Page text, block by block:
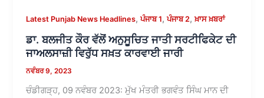
Latest Punjab News Headlines,ਪੰਜਾਬ 1,ਪੰਜਾਬ 2,ਖ਼ਾਸ ਖ਼ਬਰਾਂ
ਡਾ. ਬਲਜੀਤ ਕੌਰ ਵੱਲੋਂ ਅਨੁਸੂਚਿਤ ਜਾਤੀ ਸਰਟੀਫਿਕੇਟ ਦੀ
ਜਾਅਲਸਾਜ਼ੀ ਵਿਰੁੱਧ ਸਖ਼ਤ ਕਾਰਵਾਈ ਜਾਰੀ
ਨਵੰਬਰ 9, 2023
ਚੰਡੀਗੜ੍ਹ, 09 ਨਵੰਬਰ 2023: ਮੁੱਖ ਮੰਤਰੀ ਭਗਵੰਤ ਸਿੰਘ ਮਾਨ ਦੀ